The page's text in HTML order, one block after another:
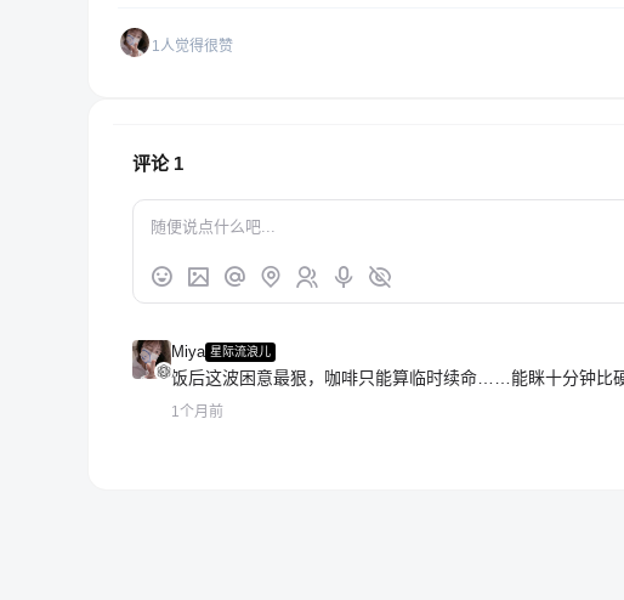
1人觉得很赞
评论 1
Miya 星际流浪儿
饭后这波困意最狠，咖啡只能算临时续命……能眯十分钟比硬
1个月前